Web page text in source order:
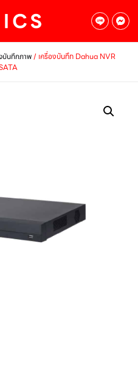
บันทึกภาพ/ เครื่องบันทึก Dahua NVR